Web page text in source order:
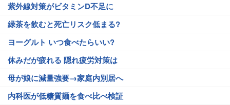
紫外線対策がビタミンD不足に
緑茶を飲むと死亡リスク低まる?
ヨーグルト いつ食べたらいい?
休みだが疲れる 隠れ疲労対策は
母が娘に減量強要→家庭内別居へ
内科医が低糖質麺を食べ比べ検証